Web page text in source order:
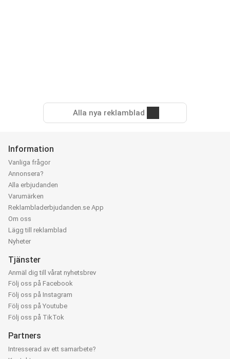
Alla nya reklamblad
Information
Vanliga frågor
Annonsera?
Alla erbjudanden
Varumärken
Reklambladerbjudanden.se App
Om oss
Lägg till reklamblad
Nyheter
Tjänster
Anmäl dig till vårat nyhetsbrev
Följ oss på Facebook
Följ oss på Instagram
Följ oss på Youtube
Följ oss på TikTok
Partners
Intresserad av ett samarbete?